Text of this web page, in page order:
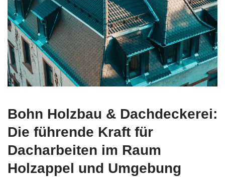
Bohn Holzbau & Dachdeckerei:
Die führende Kraft für
Dacharbeiten im Raum
Holzappel und Umgebung